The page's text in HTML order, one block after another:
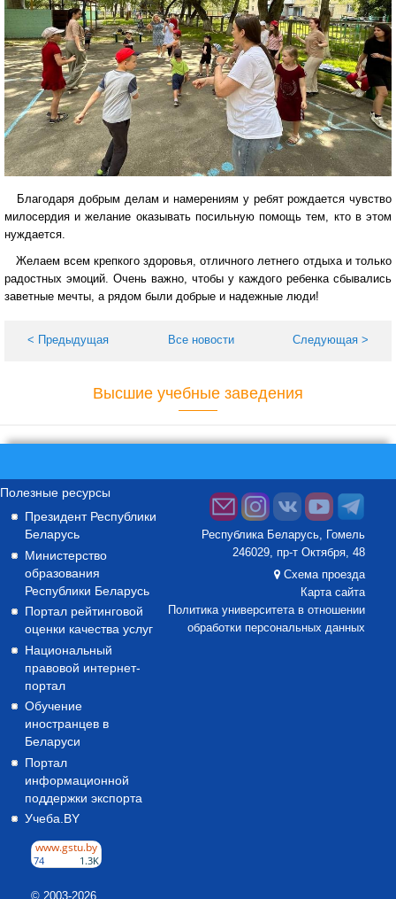
Благодаря добрым делам и намерениям у ребят рождается чувство
милосердия и желание оказывать посильную помощь тем, кто в этом
нуждается.
Желаем всем крепкого здоровья, отличного летнего отдыха и только
радостных эмоций. Очень важно, чтобы у каждого ребенка сбывались
заветные мечты, а рядом были добрые и надежные люди!
< Предыдущая Все новости Следующая >
Высшие учебные заведения
Полезные ресурсы
Президент Республики
Беларусь
Министерство
образования
Республики Беларусь
Портал рейтинговой
оценки качества услуг
Национальный
правовой интернет-
портал
Обучение
иностранцев в
Беларуси
Портал
информационной
поддержки экспорта
Учеба.BY
Республика Беларусь, Гомель
246029, пр-т Октября, 48
Схема проезда
Карта сайта
Политика университета в отношении
обработки персональных данных